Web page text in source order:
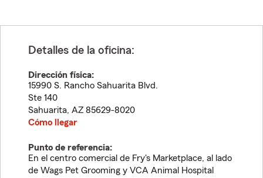
Detalles de la oficina:
Dirección física:
15990 S. Rancho Sahuarita Blvd.
Ste 140
Sahuarita, AZ 85629-8020
Cómo llegar
Punto de referencia:
En el centro comercial de Fry's Marketplace, al lado
de Wags Pet Grooming y VCA Animal Hospital